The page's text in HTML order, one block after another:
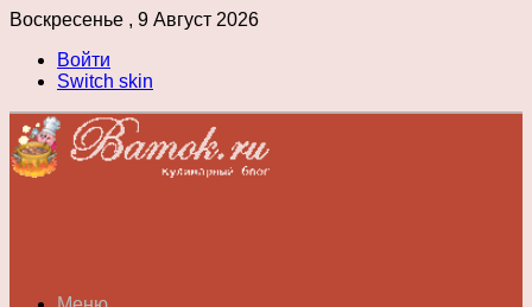
Воскресенье , 9 Август 2026
Войти
Switch skin